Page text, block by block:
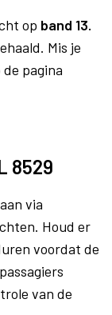
op band 13.
Mis je
pagina
8529
via
Houd er
voordat de
van de